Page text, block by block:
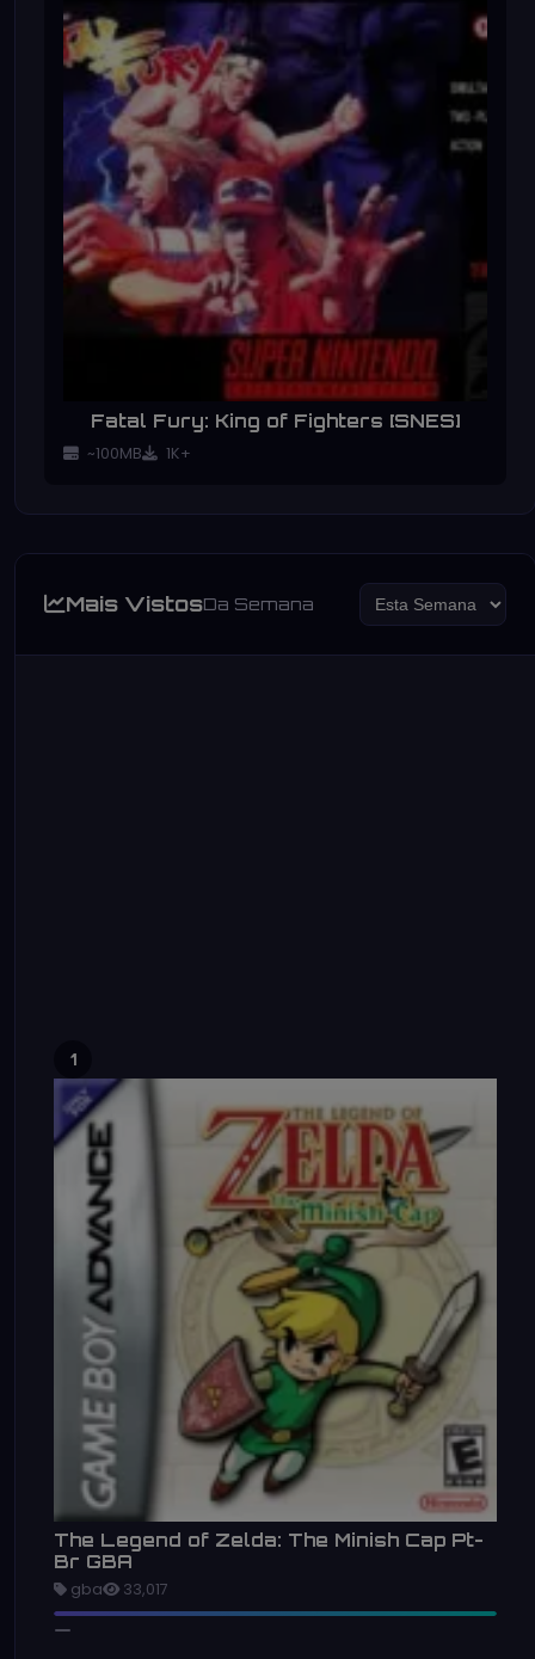
Fatal Fury: King of Fighters [SNES]
~100MB 1K+
Mais VistosDa Semana
1
The Legend of Zelda: The Minish Cap Pt-
Br GBA
gba 33,017